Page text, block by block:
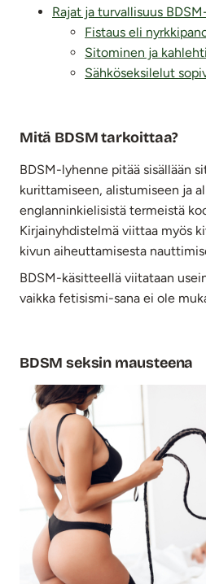
Rajat ja turvallisuus
Fistaus eli
Sitominen ja
Sähköseksilelut
Mitä BDSM tarkoittaa?
BDSM-lyhenne pitää sisällään
kurittamiseen, alistumiseen ja
englanninkielisistä termeistä
Kirjainyhdistelmä viittaa myös
kivun aiheuttamisesta
BDSM-käsitteellä viitataan
vaikka fetisismi-sana ei ole
BDSM seksin mausteena